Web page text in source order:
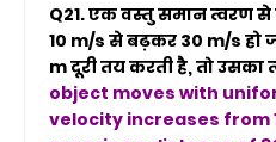
Q21. एक वस्तु समान त्वरण से
10 m/s से बढ़कर 30 m/s हो
m दूरी तय करती है, तो उसका
object moves with
velocity increases from